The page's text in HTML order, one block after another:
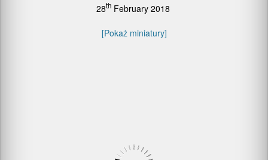
28thFebruary 2018
[Pokaż miniatury]